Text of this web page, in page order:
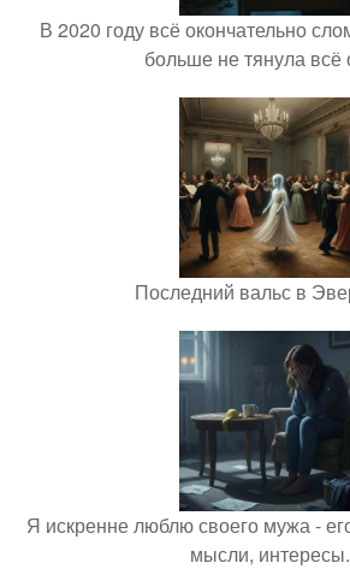
В 2020 году всё окончательно
больше не тянула всё
Последний вальс в
Я искренне люблю своего мужа -
мысли, интересы.